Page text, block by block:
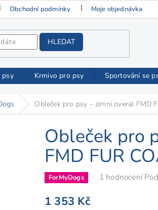
Obchodní podmínky Moje objednávka
HLEDAT
psy Krmivo pro psy Sportování se
Obleček pro psy – zimní overal FMD
Obleček pro
FMD FUR
ForMyDogs
Průměrné
1 hodnocení
1 353 Kč